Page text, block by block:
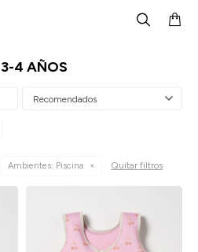
4 AÑOS
Recomendados
Ambientes: Piscina Quitar filtros